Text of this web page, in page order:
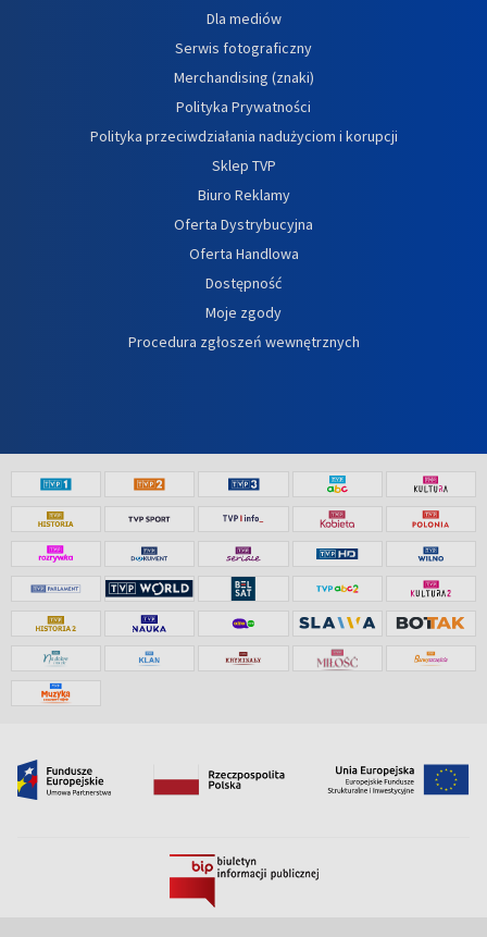
Dla mediów
Serwis fotograficzny
Merchandising (znaki)
Polityka Prywatności
Polityka przeciwdziałania nadużyciom i korupcji
Sklep TVP
Biuro Reklamy
Oferta Dystrybucyjna
Oferta Handlowa
Dostępność
Moje zgody
Procedura zgłoszeń wewnętrznych